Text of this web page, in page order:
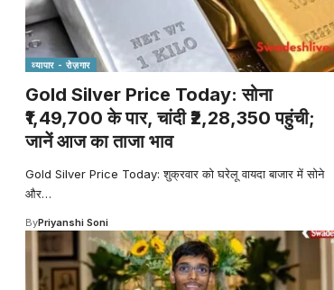
व्यापार - रोज़गार
Gold Silver Price Today: सोना
₹1,49,700 के पार, चांदी ₹2,28,350 पहुंची;
जानें आज का ताजा भाव
Gold Silver Price Today: शुक्रवार को घरेलू वायदा बाजार में सोने
और…
ByPriyanshi Soni